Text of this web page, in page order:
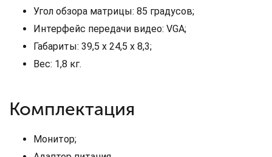
Угол обзора матрицы: 85 градусов;
Интерфейс передачи видео: VGA;
Габариты: 39,5 x 24,5 x 8,3;
Вес: 1,8 кг.
Комплектация
Монитор;